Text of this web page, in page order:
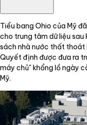
Tiểu bang Ohio của Mỹ
cho trung tâm dữ liệu sau
sách nhà nước thất thoát
Quyết định được đưa ra
máy chủ" khổng lồ ngày
Mỹ.